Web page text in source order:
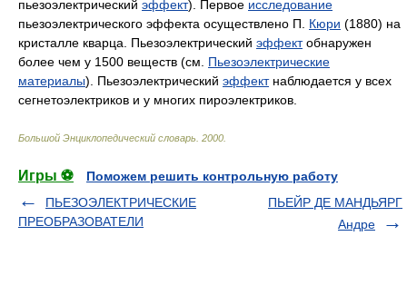
пьезоэлектрический эффект). Первое исследование
пьезоэлектрического эффекта осуществлено П. Кюри (1880) на
кристалле кварца. Пьезоэлектрический эффектобнаружен
более чем у 1500 веществ (см. Пьезоэлектрические
материалы). Пьезоэлектрический эффектнаблюдается у всех
сегнетоэлектриков и у многих пироэлектриков.
Большой Энциклопедический словарь 2000
Игры ⚽
Поможем решить контрольную работу
ПЬЕЗОЭЛЕКТРИЧЕСКИЕ
ПРЕОБРАЗОВАТЕЛИ
ПЬЕЙР ДЕ МАНДЬЯРГ
Андре